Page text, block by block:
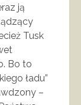
ją
Tusk
Bo to
ładu”
–